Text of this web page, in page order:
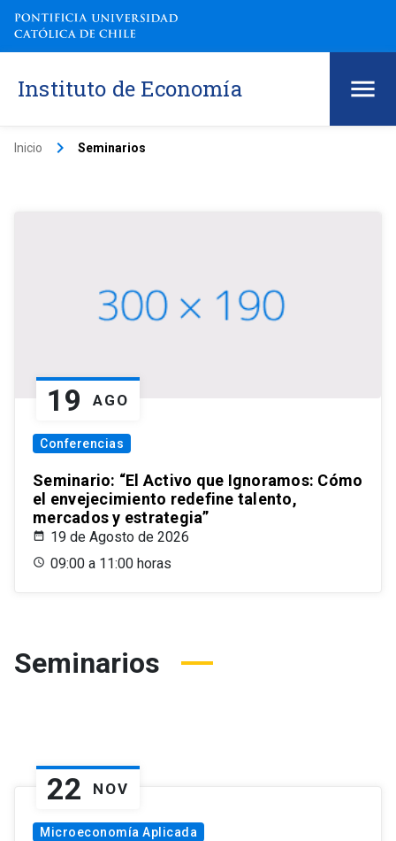
Instituto de Economía
Inicio keyboard_arrow_right Seminarios
19 AGO
Conferencias
Seminario: “El Activo que Ignoramos: Cómo
el envejecimiento redefine talento,
mercados y estrategia”
19 de Agosto de 2026
09:00 a 11:00 horas
Seminarios
22 NOV
Microeconomía Aplicada